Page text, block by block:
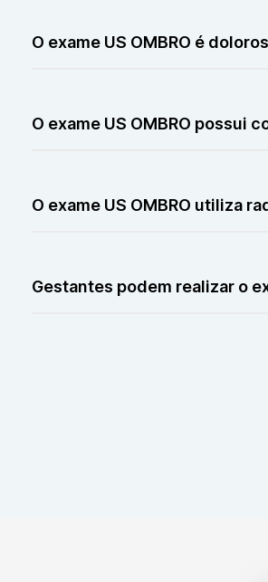
O exame US OMBRO é
O exame US OMBRO possui
O exame US OMBRO utiliza
Gestantes podem realizar o